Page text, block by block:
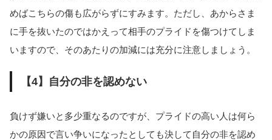
めばこちらの傷も広がらずにすみます。ただし、あからさま
に手を抜いたのではかえって相手のプライドを傷つけてしま
いますので、そのあたりの加減には充分に注意しましょう。
【4】自分の非を認めない
負けず嫌いと多少重なるのですが、プライドの高い人は何ら
かの原因で言い争いになったとしても決して自分の非を認め